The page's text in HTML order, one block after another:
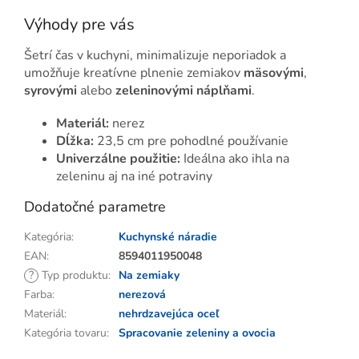
Výhody pre vás
Šetrí čas v kuchyni, minimalizuje neporiadok a
umožňuje kreatívne plnenie zemiakov mäsovými,
syrovými alebo zeleninovými náplňami.
Materiál: nerez
Dĺžka: 23,5 cm pre pohodlné používanie
Univerzálne použitie: Ideálna ako ihla na
zeleninu aj na iné potraviny
Dodatočné parametre
Kategória:
Kuchynské náradie
EAN:
8594011950048
? Typ produktu: Na zemiaky
Farba:
nerezová
Materiál:
nehrdzavejúca oceľ
Kategória tovaru: Spracovanie zeleniny a ovocia